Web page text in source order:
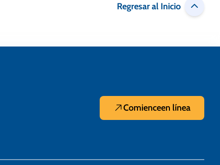
Regresar al Inicio
Comienceen línea